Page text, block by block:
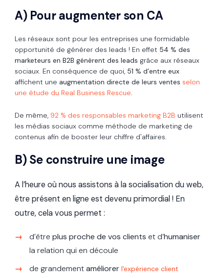
A) Pour augmenter son CA
Les réseaux sont pour les entreprises une formidable
opportunité de générer des leads ! En effet 54 % des
marketeurs en B2B génèrent des leads grâce aux réseaux
sociaux. En conséquence de quoi, 51 % d’entre eux
affichent une augmentation directe de leurs ventes selon
une étude du Real Business Rescue.
De même, 92 % des responsables marketing B2B utilisent
les médias sociaux comme méthode de marketing de
contenus afin de booster leur chiffre d'affaires.
B) Se construire une image
A l’heure où nous assistons à la socialisation du web,
être présent en ligne est devenu primordial ! En
outre, cela vous permet :
d’être plus proche de vos clients et d’humaniser
la relation qui en découle
de grandementaméliorer l'expérience client